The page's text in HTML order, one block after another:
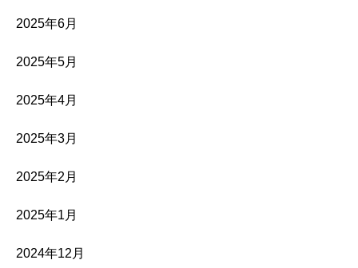
2025年6月
2025年5月
2025年4月
2025年3月
2025年2月
2025年1月
2024年12月